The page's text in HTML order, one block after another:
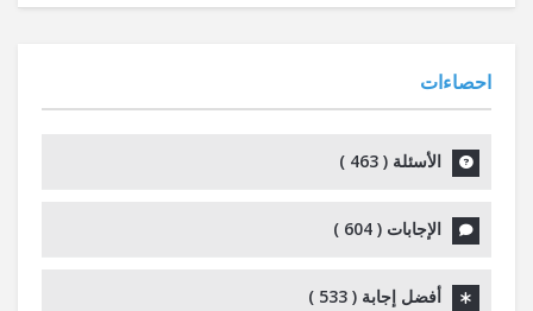
احصاءات
الأسئلة ( 463
)
الإجابات ( 604
)
أفضل إجابة ( 533
)